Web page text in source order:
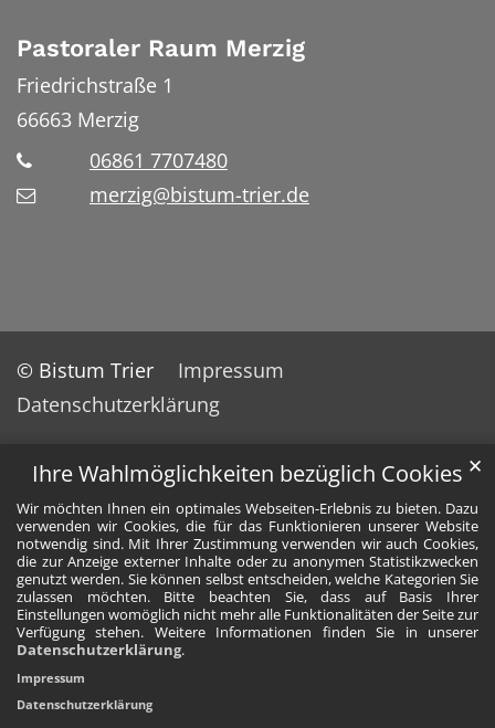
Ihre Wahlmöglichkeiten bezüglich Cookies
Wir möchten Ihnen ein optimales Webseiten-Erlebnis zu bieten. Dazu
verwenden wir Cookies, die für das Funktionieren unserer Website
notwendig sind. Mit Ihrer Zustimmung verwenden wir auch Cookies,
die zur Anzeige externer Inhalte oder zu anonymen Statistikzwecken
genutzt werden. Sie können selbst entscheiden, welche Kategorien Sie
zulassen möchten. Bitte beachten Sie, dass auf Basis Ihrer
Einstellungen womöglich nicht mehr alle Funktionalitäten der Seite zur
Verfügung stehen. Weitere Informationen finden Sie in unserer
Datenschutzerklärung.
✕
Impressum
Datenschutzerklärung
Pastoraler Raum Merzig
Friedrichstraße 1
66663 Merzig
06861 7707480
merzig@bistum-trier.de
© Bistum Trier
Impressum
Datenschutzerklärung